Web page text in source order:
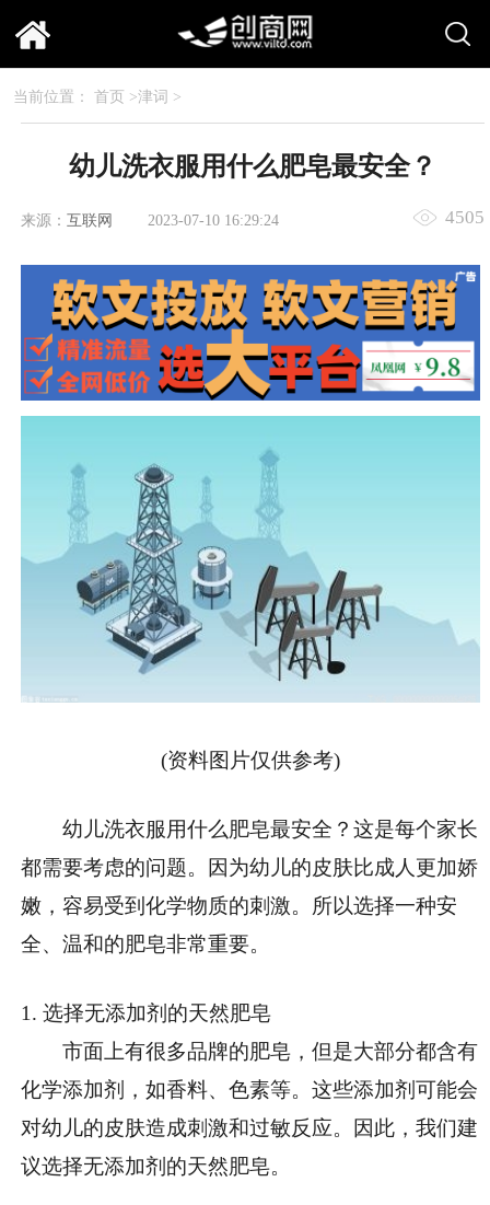
当前位置： 首页 >津词 >
幼儿洗衣服用什么肥皂最安全？
来源： 互联网 2023-07-10 16:29:24 4505
(资料图片仅供参考)
幼儿洗衣服用什么肥皂最安全？这是每个家长
都需要考虑的问题。因为幼儿的皮肤比成人更加娇
嫩，容易受到化学物质的刺激。所以选择一种安
全、温和的肥皂非常重要。
1. 选择无添加剂的天然肥皂
市面上有很多品牌的肥皂，但是大部分都含有
化学添加剂，如香料、色素等。这些添加剂可能会
对幼儿的皮肤造成刺激和过敏反应。因此，我们建
议选择无添加剂的天然肥皂。